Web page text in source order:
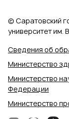
Сведения об
Министерство
Министерство
Федерации
Министерство
© Саратовский
университет им.